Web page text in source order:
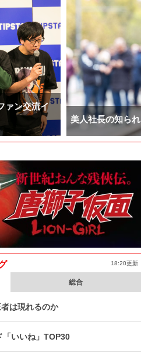
ァン交流イ
美人社長の知ら
18:20更新
総合
は現れるのか
「いいね」TOP30